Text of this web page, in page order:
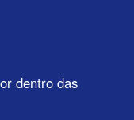
dentro das